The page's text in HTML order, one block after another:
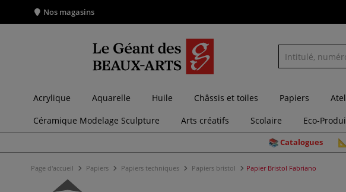
Nos magasins
Acrylique Aquarelle Huile Châssis et toiles Papiers
Céramique Modelage Sculpture
Arts créatifs Scolaire Eco-
Catalogues
Page d'accueil Papiers Papiers techniques Papiers bristol Papier Bristol Fabriano